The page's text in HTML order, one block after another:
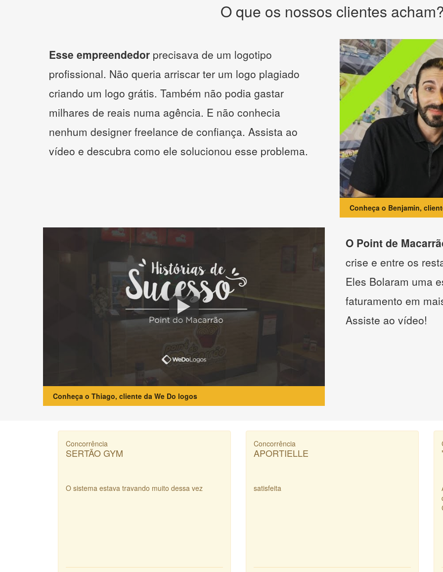
O que os nossos clientes
Esse empreendedor precisava de um logotipo
profissional. Não queria arriscar ter um logo plagiado
criando um logo grátis. Também não podia gastar
milhares de reais numa agência. E não conhecia
nenhum designer freelance de confiança. Assista ao
vídeo e descubra como ele solucionou esse problema.
Conheça o Benjamin,
Conheça o Thiago, cliente da We Do logos
O Point de
crise e entre os
Eles Bolaram uma
faturamento em
Assiste ao vídeo!
Concorrência
SERTÃO GYM
O sistema estava travando muito dessa vez
Concorrência
APORTIELLE
satisfeita